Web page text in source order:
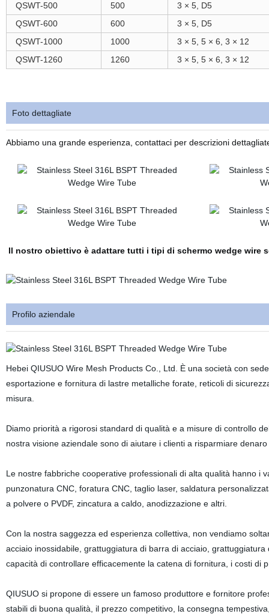
QSWT-500
500
3 × 5, D5
QSWT-600
600
3 × 5, D5
QSWT-1000
1000
3 × 5, 5 × 6, 3 × 12
QSWT-1260
1260 3 × 5, 5 × 6, 3 × 12
Foto dettagliate
Abbiamo una grande esperienza, contattaci per descrizioni
Il nostro obiettivo è adattare tutti i tipi di schermo wedge
Profilo aziendale
Hebei QIUSUO Wire Mesh Products Co., Ltd. È una società con
esportazione e fornitura di lastre metalliche forate, reticoli di
misura.
Diamo priorità a rigorosi standard di qualità e a misure di controllo
nostra visione aziendale sono di aiutare i clienti a risparmiare
Le nostre fabbriche cooperative professionali di alta qualità hanno i
punzonatura CNC, foratura CNC, taglio laser, saldatura
a polvere o PVDF, zincatura a caldo, anodizzazione e altri.
Con la nostra saggezza ed esperienza collettiva, non vendiamo
acciaio inossidabile, grattuggiatura di barra di acciaio,
capacità di controllare efficacemente la catena di fornitura, i costi di
QIUSUO si propone di essere un famoso produttore e fornitore
stabili di buona qualità, il prezzo competitivo, la consegna